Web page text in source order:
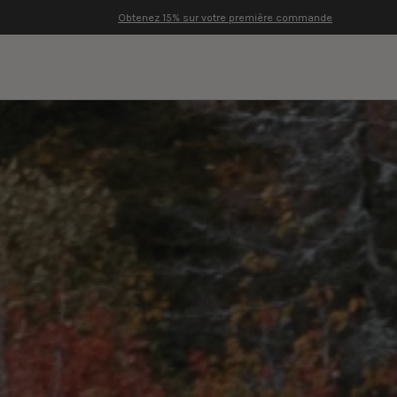
Obtenez 15% sur votre première commande